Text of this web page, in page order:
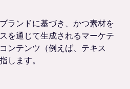
ランドに基づき、かつ素材を
を通じて生成されるマーケテ
ンテンツ（例えば、テキス
します。